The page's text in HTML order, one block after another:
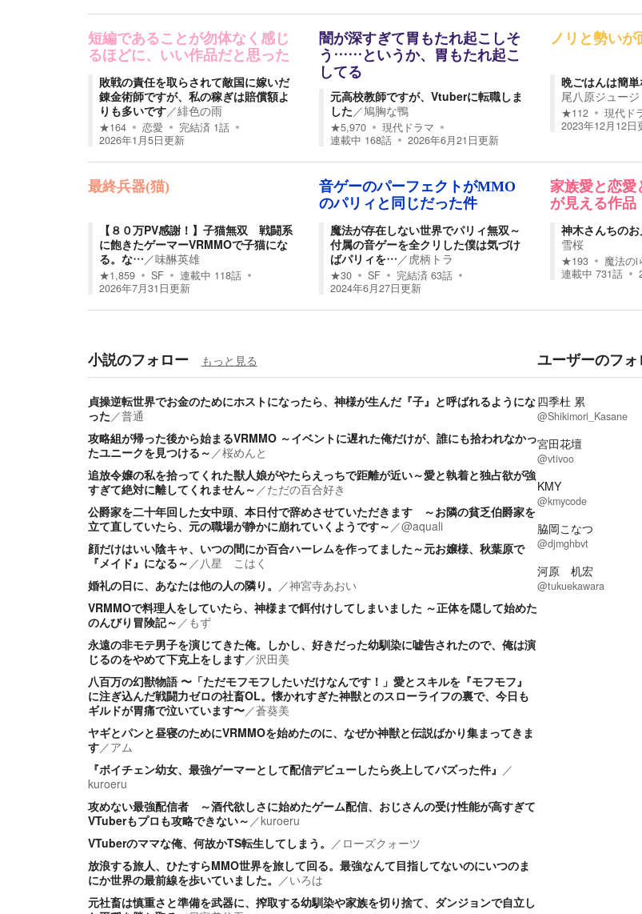
短編であることが勿体なく感じ
るほどに、いい作品だと思った
敗戦の責任を取らされて敵国に嫁いだ
錬金術師ですが、私の稼ぎは賠償額よ
りも多いです／緋色の雨
★164 恋愛 完結済 1話
2026年1月5日更新
闇が深すぎて胃もたれ起こしそ
う……というか、胃もたれ起こ
してる
元高校教師ですが、Vtuberに転職しま
した／鳩胸な鴨
★5,970
現代ドラマ
連載中 168話 2026年6月21日更新
ノリと勢いが
晩ごはんは簡
尾八原ジュージ
★112 現代ド
2023年12月12日
最終兵器(猫)
【８０万PV感謝！】子猫無双 戦闘系
に飽きたゲーマーVRMMOで子猫にな
る。な…／味醂英雄
★1,859 SF 連載中 118話
2026年7月31日更新
音ゲーのパーフェクトがMMO
のパリィと同じだった件
魔法が存在しない世界でパリィ無双～
付属の音ゲーを全クリした僕は気づけ
ばパリィを…／虎柄トラ
★30 SF 完結済 63話
2024年6月27日更新
家族愛と恋愛
が見える作品
神木さんちのお
雪桜
★193
魔法のi
連載中 731話
小説のフォロー もっと見る
貞操逆転世界でお金のためにホストになったら、神様が生んだ『子』と呼ばれるようにな
った／普通
攻略組が帰った後から始まるVRMMO ～イベントに遅れた俺だけが、誰にも拾われなかっ
たユニークを見つける～ ／桜めんと
追放令嬢の私を拾ってくれた獣人娘がやたらえっちで距離が近い～愛と執着と独占欲が強
すぎて絶対に離してくれません～ ／ただの百合好き
公爵家を二十年回した女中頭、本日付で辞めさせていただきます ～お隣の貧乏伯爵家を
立て直していたら、元の職場が静かに崩れていくようです～ ／@aquali
顔だけはいい陰キャ、いつの間にか百合ハーレムを作ってました～元お嬢様、秋葉原で
『メイド』になる～ ／ 八星 こはく
婚礼の日に、あなたは他の人の隣り。 ／神宮寺あおい
VRMMOで料理人をしていたら、神様まで餌付けしてしまいました ～正体を隠して始めた
のんびり冒険記～ ／ もず
永遠の非モテ男子を演じてきた俺。しかし、好きだった幼馴染に嘘告されたので、俺は演
じるのをやめて下克上をします／沢田美
八百万の幻獣物語 〜「ただモフモフしたいだけなんです！」愛とスキルを『モフモフ』
に注ぎ込んだ戦闘力ゼロの社畜OL。懐かれすぎた神獣とのスローライフの裏で、今日も
ギルドが胃痛で泣いています〜／蒼葵美
ヤギとパンと昼寝のためにVRMMOを始めたのに、なぜか神獣と伝説ばかり集まってきま
す／アム
『ボイチェン幼女、最強ゲーマーとして配信デビューしたら炎上してバズった件』 ／
kuroeru
攻めない最強配信者 ～酒代欲しさに始めたゲーム配信、おじさんの受け性能が高すぎて
VTuberもプロも攻略できない～ ／kuroeru
VTuberのママな俺、何故かTS転生してしまう。 ／ ローズクォーツ
放浪する旅人、ひたすらMMO世界を旅して回る。最強なんて目指してないのにいつのま
にか世界の最前線を歩いていました。 ／いろは
元社畜は慎重さと準備を武器に、搾取する幼馴染や家族を切り捨て、ダンジョンで自立し
ユーザーのフ
四季杜 累
@Shikimori_Kasane
宮田花壇
@vtivoo
KMY
@kmycode
脇岡こなつ
@djmghbvt
河原 机宏
@tukuekawara